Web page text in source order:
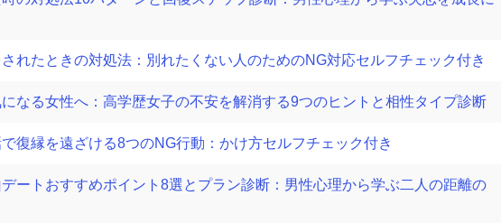
れたときの対処法：別れたくない人のためのNG対応セルフチェック付き
なる女性へ：高学歴女子の不安を解消する9つのヒントと相性タイプ診断
復縁を遠ざける8つのNG行動：かけ方セルフチェック付き
ートおすすめポイント8選とプラン診断：男性心理から学ぶ二人の距離の